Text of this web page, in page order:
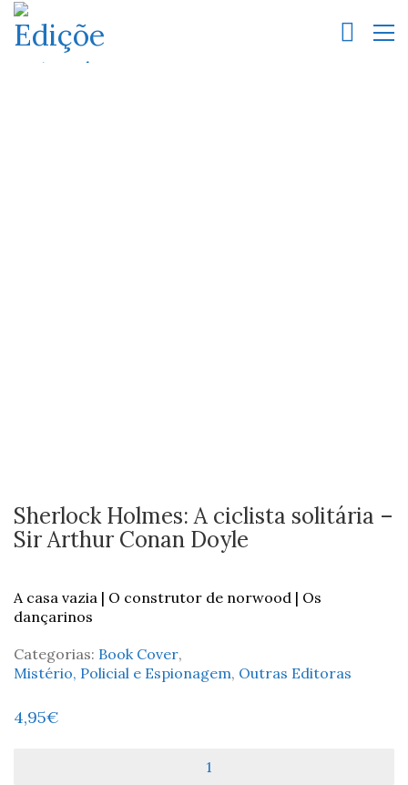
Sherlock Holmes: A ciclista solitária –
Sir Arthur Conan Doyle
A casa vazia | O construtor de norwood | Os
dançarinos
Categorias: Book Cover,
Mistério, Policial e Espionagem, Outras Editoras
4,95€